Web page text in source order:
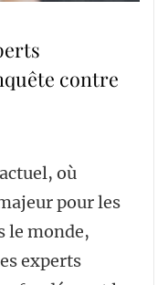
contre
où
pour les
le monde,
experts